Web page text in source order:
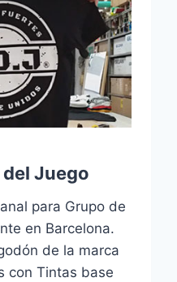
del Juego
para Grupo de
en Barcelona.
de la marca
con Tintas base